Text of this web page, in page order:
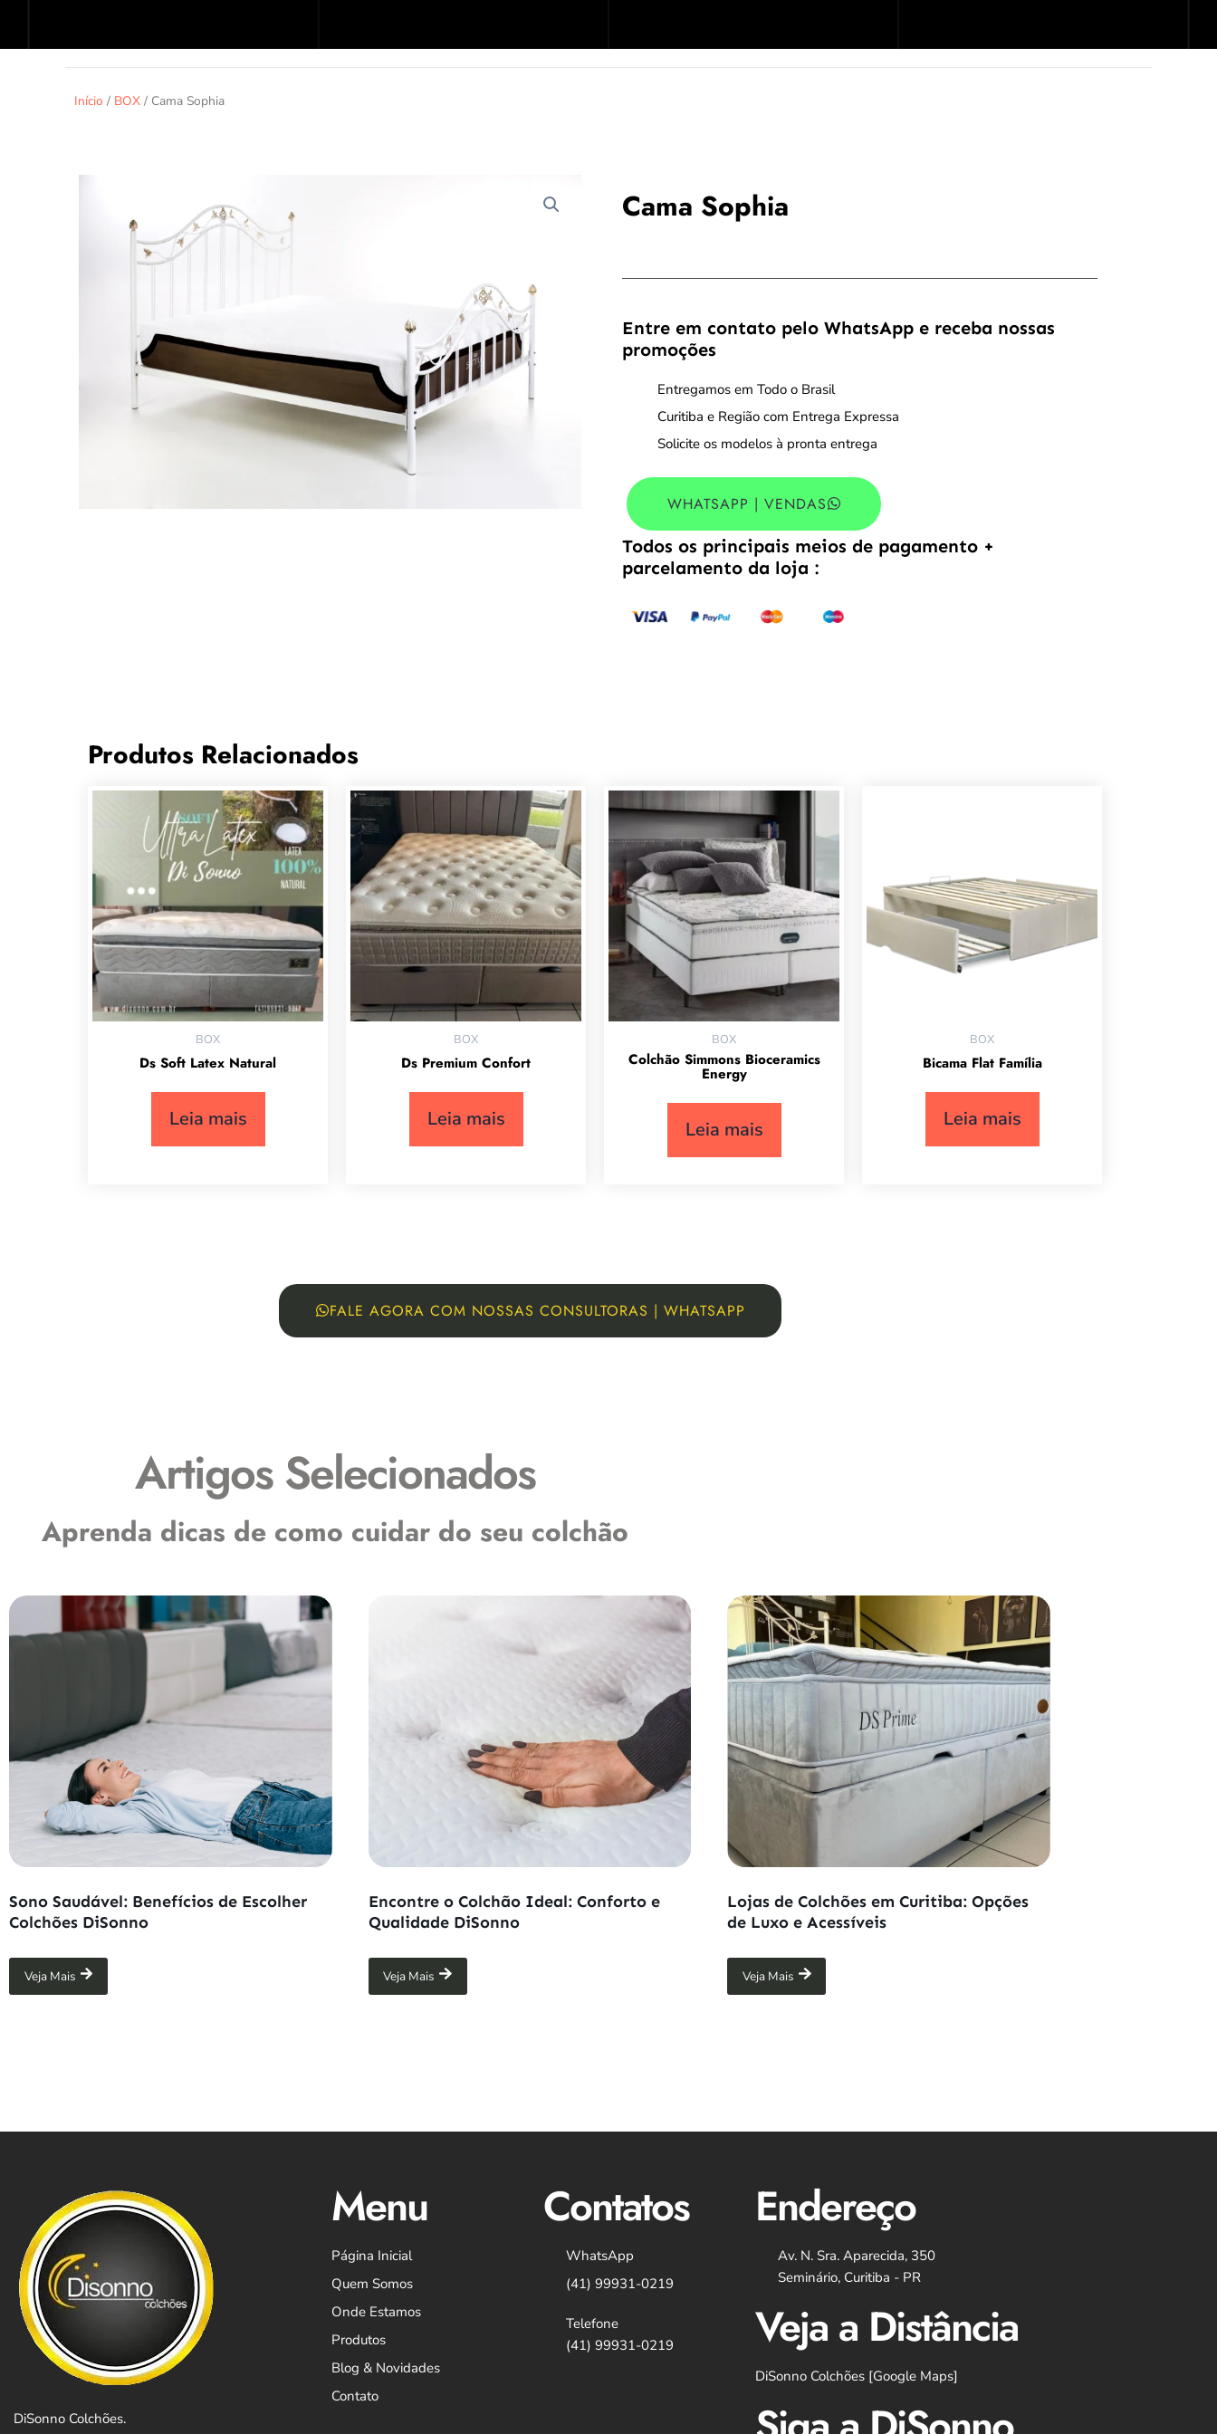
Início / BOX / Cama Sophia
Cama Sophia
Entre em contato pelo WhatsApp e receba nossas
promoções
Entregamos em Todo o Brasil
Curitiba e Região com Entrega Expressa
Solicite os modelos à pronta entrega
WHATSAPP | VENDAS
Todos os principais meios de pagamento +
parcelamento da loja :
Produtos Relacionados
BOX
Ds Soft Latex Natural
Leia mais
BOX
Ds Premium Confort
Leia mais
BOX
Colchão Simmons Bioceramics
Energy
Leia mais
BOX
Bicama Flat Família
Leia mais
FALE AGORA COM NOSSAS CONSULTORAS | WHATSAPP
Artigos Selecionados
Blog
Aprenda dicas de como cuidar do seu colchão
Sono Saudável: Benefícios de Escolher
Colchões DiSonno
Veja Mais
Encontre o Colchão Ideal: Conforto e
Qualidade DiSonno
Veja Mais
Lojas de Colchões em Curitiba: Opções
de Luxo e Acessíveis
Veja Mais
DiSonno Colchões.
Menu
Página Inicial
Quem Somos
Onde Estamos
Produtos
Blog & Novidades
Contato
Contatos
WhatsApp
(41) 99931-0219
Telefone
(41) 99931-0219
Endereço
Av. N. Sra. Aparecida, 350
Seminário, Curitiba - PR
Veja a Distância
DiSonno Colchões [Google Maps]